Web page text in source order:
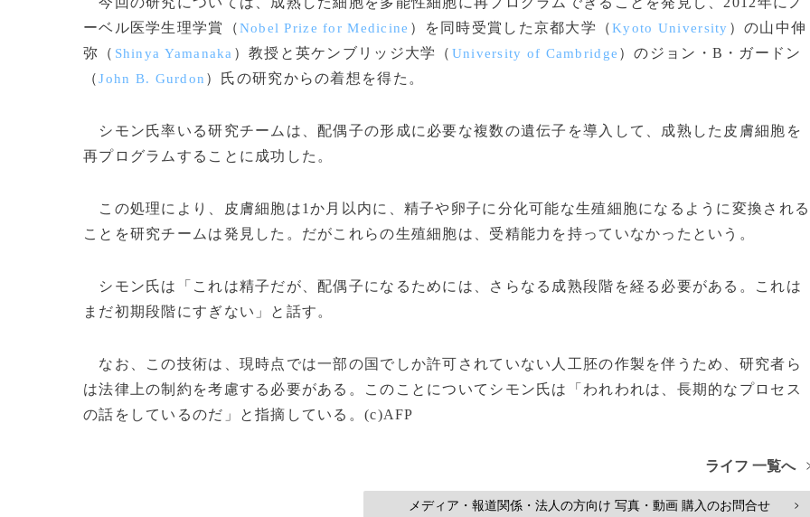
ーベル医学生理学賞（Nobel Prize for Medicine ）を同時受賞した京都大学（Kyoto University ）の山中伸
弥（ Shinya Yamanaka ）教授と英ケンブリッジ大学（ University of Cambridge ）のジョン・B・ガードン
（John B. Gurdon ）氏の研究からの着想を得た。
シモン氏率いる研究チームは、配偶子の形成に必要な複数の遺伝子を導入して、成熟した皮膚細胞を
再プログラムすることに成功した。
この処理により、皮膚細胞は1か月以内に、精子や卵子に分化可能な生殖細胞になるように変換される
ことを研究チームは発見した。だがこれらの生殖細胞は、受精能力を持っていなかったという。
シモン氏は「これは精子だが、配偶子になるためには、さらなる成熟段階を経る必要がある。これは
まだ初期段階にすぎない」と話す。
なお、この技術は、現時点では一部の国でしか許可されていない人工胚の作製を伴うため、研究者ら
は法律上の制約を考慮する必要がある。このことについてシモン氏は「われわれは、長期的なプロセス
の話をしているのだ」と指摘している。(c)AFP
ライフ 一覧へ
メディア・報道関係・法人の方向け 写真・動画 購入のお問合せ >